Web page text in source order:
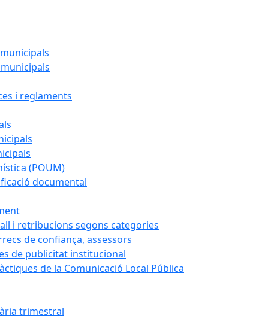
i reglaments
(POUM)
documental
i retribucions segons categories
de confiança, assessors
de publicitat institucional
de la Comunicació Local Pública
trimestral